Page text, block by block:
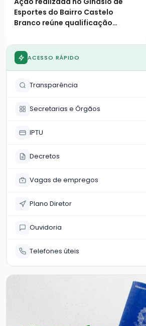
serviços sociais
Esportes do Bairro Castelo
Branco reúne qualificação
essenciais para a comunidade
das 9h às 18h
ACESSO RÁPIDO
Transparência
Secretarias e Órgãos
IPTU
Decretos
Vagas de empregos
Plano Diretor
Ouvidoria
Telefones úteis